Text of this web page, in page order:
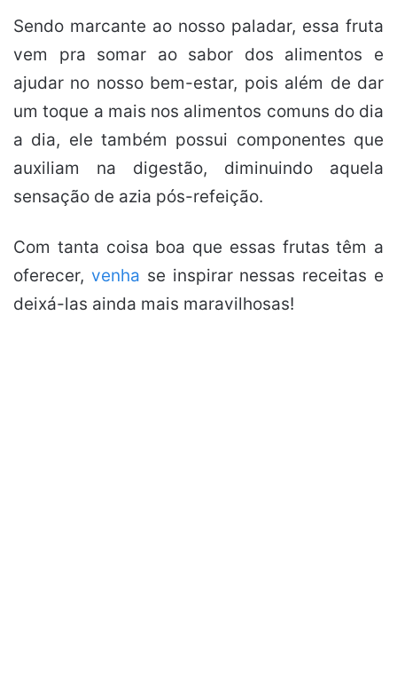
Sendo marcante ao nosso paladar, essa fruta
vem pra somar ao sabor dos alimentos e
ajudar no nosso bem-estar, pois além de dar
um toque a mais nos alimentos comuns do dia
a dia, ele também possui componentes que
auxiliam na digestão, diminuindo aquela
sensação de azia pós-refeição.
Com tanta coisa boa que essas frutas têm a
oferecer, venha se inspirar nessas receitas e
deixá-las ainda mais maravilhosas!